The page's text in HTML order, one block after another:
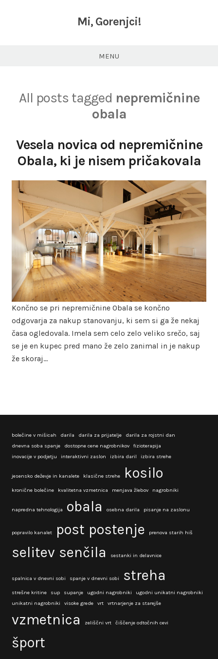
Mi, Gorenjci!
MENU
All posts tagged nepremičnine
obala
Vesela novica od nepremičnine
Obala, ki je nisem pričakovala
Končno se pri nepremičnine Obala se končno
odgovarja za nakup stanovanju, ki sem si ga že nekaj
časa ogledovala. Imela sem celo zelo veliko srečo, saj
se je en kupec pred mano že zelo zanimal in je nakup
že skoraj…
bolečine v mišicah darila darila za prijatelje
darila za rojstni dan
dnevna soba spanje
dostopne cene nagrobnikov
fizioterapija
inovacije v podjetju
interaktivni zaslon izbira daril izbira strehe
jesensko deževje in kanalete klasične strehe kosilo
kronične bolečine kvalitetna vzmetnica menjava žlebov nagrobniki
napredna tehnologija obala osebna darila pisanje na zaslonu
popravilo kanalet post postenje prenova starih hiš
selitev senčila sestanki in delavnice
spalnica v dnevni sobi spanje v dnevni sobi streha
strešne kritine sup supanje ugodni nagrobniki
ugodni unikatni nagrobniki
unikatni nagrobniki
visoke grede vrt vrtnarjenje za starejše
vzmetnica zeliščni vrt čiščenje odtočnih cevi
šport